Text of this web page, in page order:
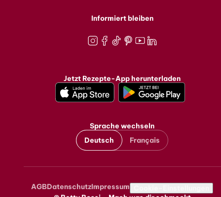
Informiert bleiben
Jetzt Rezepte-App herunterladen
Sprache wechseln
Deutsch
Français
Metanavigation
AGBDatenschutzImpressum